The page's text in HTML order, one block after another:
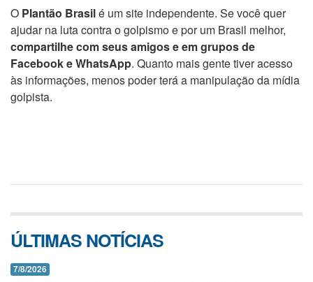
O Plantão Brasilé um site independente. Se você quer
ajudar na luta contra o golpismo e por um Brasil melhor,
compartilhe com seus amigos e em grupos de
Facebook e WhatsApp. Quanto mais gente tiver acesso
às informações, menos poder terá a manipulação da mídia
golpista.
ÚLTIMAS NOTÍCIAS
7/8/2026